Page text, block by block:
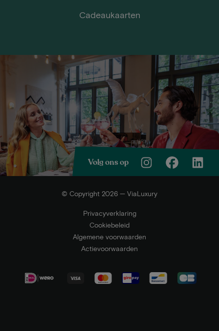
Cadeaukaarten
Volg ons op
© Copyright 2026 — ViaLuxury
Privacyverklaring
Cookiebeleid
Algemene voorwaarden
Actievoorwaarden